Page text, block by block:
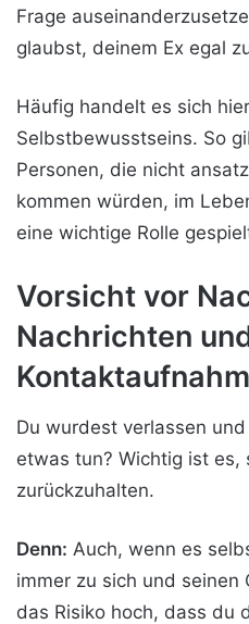
Frage
glaubst, deinem Ex egal
Häufig handelt es sich
Selbstbewusstseins. So
Personen, die nicht
kommen würden, im
eine wichtige Rolle
Vorsicht vor
Nachrichten
Du wurdest verlassen
etwas tun? Wichtig ist es,
zurückzuhalten.
Denn: Auch, wenn es
immer zu sich und seinen
das Risiko hoch, dass du